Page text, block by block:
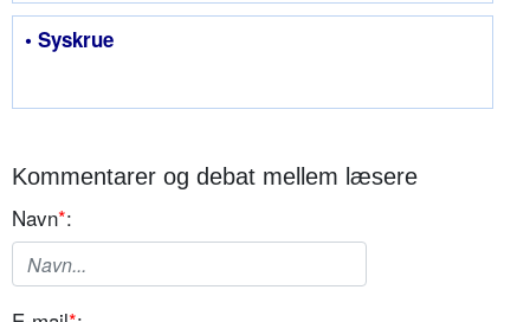
• Syskrue
Kommentarer og debat mellem læsere
Navn*: